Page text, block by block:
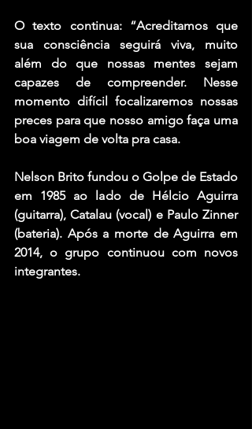
O texto continua: “Acreditamos que
sua consciência seguirá viva, muito
além do que nossas mentes sejam
capazes de compreender. Nesse
momento difícil focalizaremos nossas
preces para que nosso amigo faça uma
boa viagem de volta pra casa.
Nelson Brito fundou o Golpe de Estado
em 1985 ao lado de Hélcio Aguirra
(guitarra), Catalau (vocal) e Paulo Zinner
(bateria). Após a morte de Aguirra em
2014, o grupo continuou com novos
integrantes.